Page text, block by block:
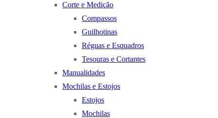
Corte e Medição
Compassos
Guilhotinas
Réguas e Esquadros
Tesouras e Cortantes
Manualidades
Mochilas e Estojos
Estojos
Mochilas